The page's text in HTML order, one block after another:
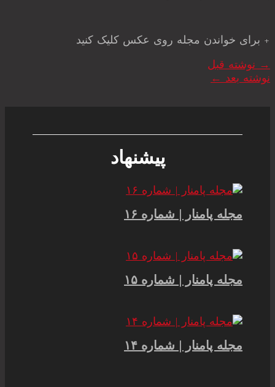
+ برای خواندن مجله روی عکس کلیک کنید
→ نوشته قبل
نوشته بعد ←
پیشنهاد
مجله پامنار | شماره ۱۶
مجله پامنار | شماره ۱۵
مجله پامنار | شماره ۱۴